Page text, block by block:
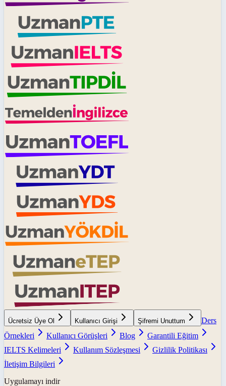
Ücretsiz Üye Ol Kullanıcı Girişi Şifremi Unuttum
Ders
Örnekleri
Kullanıcı Görüşleri Blog
Garantili Eğitim
IELTS Kelimeleri
Kullanım Sözleşmesi
Gizlilik Politikası
İletişim Bilgileri
Uygulamayı indir